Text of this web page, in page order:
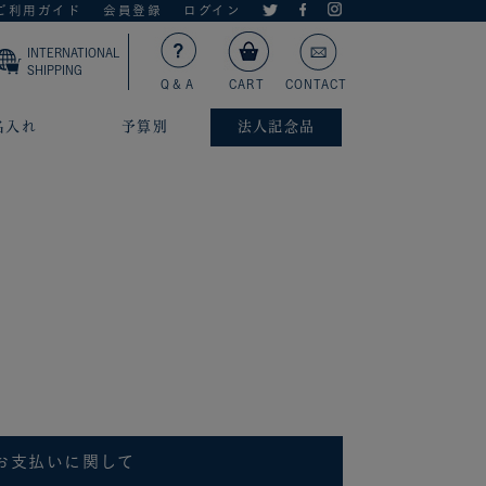
利用ガイド 会員登録 ログイン
INTERNATIONAL
SHIPPING
Q＆A
CART CONTACT
入れ 予算別 法人記念品
支払いに関して